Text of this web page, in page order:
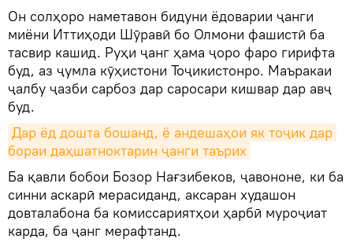
Он солҳоро наметавон бидуни ёдоварии ҷанги
миёни Иттиҳоди Шӯравӣ бо Олмони фашистӣ ба
тасвир кашид. Руҳи ҷанг ҳама ҷоро фаро гирифта
буд, аз ҷумла кӯҳистони Тоҷикистонро. Маъракаи
ҷалбу ҷазби сарбоз дар саросари кишвар дар авҷ
буд.
Дар ёд дошта бошанд, ё андешаҳои як тоҷик дар
бораи даҳшатноктарин ҷанги таърих
Ба қавли бобои Бозор Нағзибеков, ҷавононе, ки ба
синни аскарӣ мерасиданд, аксаран худашон
довталабона ба комиссариятҳои ҳарбӣ муроҷиат
карда, ба ҷанг мерафтанд.